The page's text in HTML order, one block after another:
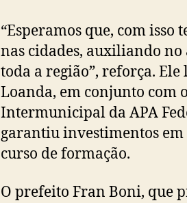
“Esperamos que, com isso
nas cidades, auxiliando
toda a região”, reforça.
Loanda, em conjunto com
Intermunicipal da APA
garantiu investimentos
curso de formação.
O prefeito Fran Boni, que